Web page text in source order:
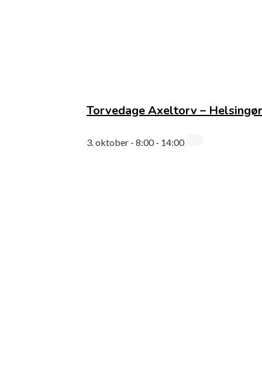
Torvedage Axeltorv – Helsingør
3. oktober - 8:00- 14:00